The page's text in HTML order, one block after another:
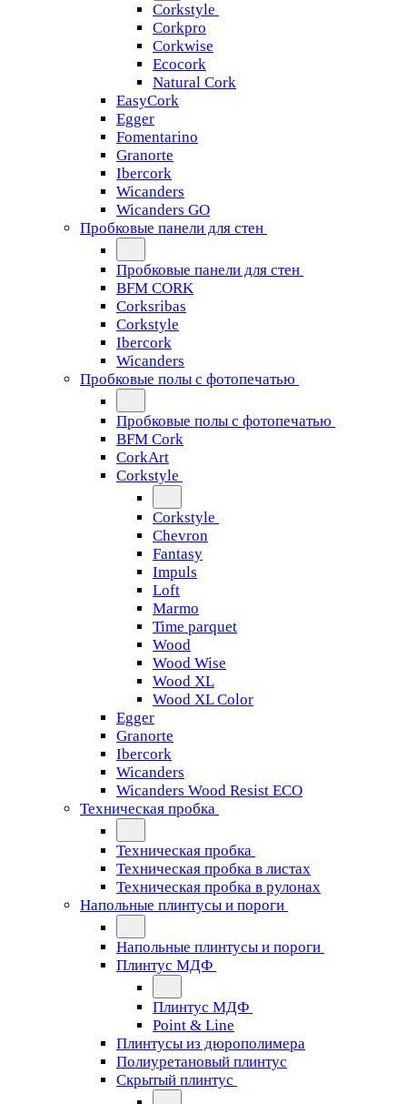
Corkstyle
Corkpro
Corkwise
Ecocork
Natural Cork
EasyCork
Egger
Fomentarino
Granorte
Ibercork
Wicanders
Wicanders GO
Пробковые панели для стен
Пробковые панели для стен
BFM CORK
Corksribas
Corkstyle
Ibercork
Wicanders
Пробковые полы с фотопечатью
Пробковые полы с фотопечатью
BFM Cork
CorkArt
Corkstyle
Corkstyle
Chevron
Fantasy
Impuls
Loft
Marmo
Time parquet
Wood
Wood Wise
Wood XL
Wood XL Color
Egger
Granorte
Ibercork
Wicanders
Wicanders Wood Resist ECO
Техническая пробка
Техническая пробка
Техническая пробка в листах
Техническая пробка в рулонах
Напольные плинтусы и пороги
Напольные плинтусы и пороги
Плинтус МДФ
Плинтус МДФ
Point & Line
Плинтусы из дюрополимера
Полиуретановый плинтус
Скрытый плинтус